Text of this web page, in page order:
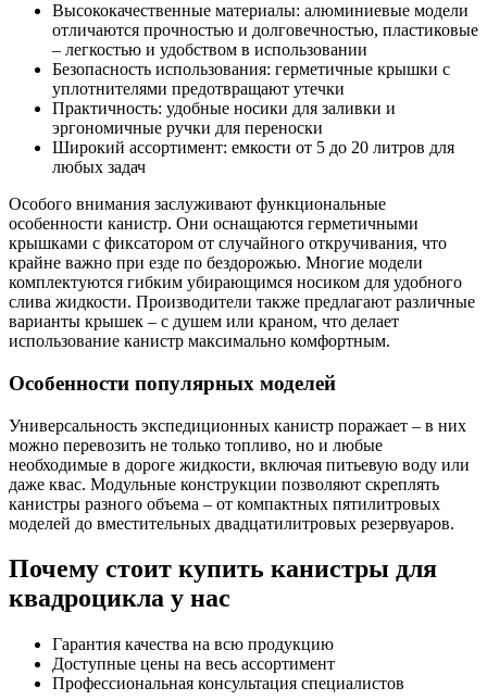
Высококачественные материалы: алюминиевые модели
отличаются прочностью и долговечностью, пластиковые
– легкостью и удобством в использовании
Безопасность использования: герметичные крышки с
уплотнителями предотвращают утечки
Практичность: удобные носики для заливки и
эргономичные ручки для переноски
Широкий ассортимент: емкости от 5 до 20 литров для
любых задач
Особого внимания заслуживают функциональные
особенности канистр. Они оснащаются герметичными
крышками с фиксатором от случайного откручивания, что
крайне важно при езде по бездорожью. Многие модели
комплектуются гибким убирающимся носиком для удобного
слива жидкости. Производители также предлагают различные
варианты крышек – с душем или краном, что делает
использование канистр максимально комфортным.
Особенности популярных моделей
Универсальность экспедиционных канистр поражает – в них
можно перевозить не только топливо, но и любые
необходимые в дороге жидкости, включая питьевую воду или
даже квас. Модульные конструкции позволяют скреплять
канистры разного объема – от компактных пятилитровых
моделей до вместительных двадцатилитровых резервуаров.
Почему стоит купить канистры для
квадроцикла у нас
Гарантия качества на всю продукцию
Доступные цены на весь ассортимент
Профессиональная консультация специалистов